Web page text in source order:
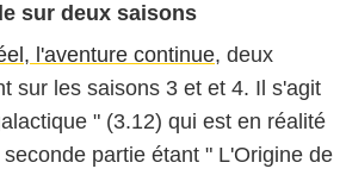
sur deux saisons
l'aventure continue, deux
sur les saisons 3 et et 4. Il s'agit
" (3.12) qui est en réalité
partie étant " L'Origine de